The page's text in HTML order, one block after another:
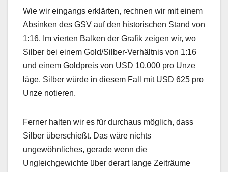
Wie wir eingangs erklärten, rechnen wir mit einem
Absinken des GSV auf den historischen Stand von
1:16. Im vierten Balken der Grafik zeigen wir, wo
Silber bei einem Gold/Silber-Verhältnis von 1:16
und einem Goldpreis von USD 10.000 pro Unze
läge. Silber würde in diesem Fall mit USD 625 pro
Unze notieren.
Ferner halten wir es für durchaus möglich, dass
Silber überschießt. Das wäre nichts
ungewöhnliches, gerade wenn die
Ungleichgewichte über derart lange Zeiträume